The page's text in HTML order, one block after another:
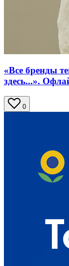
«Все бренды
здесь...».
0